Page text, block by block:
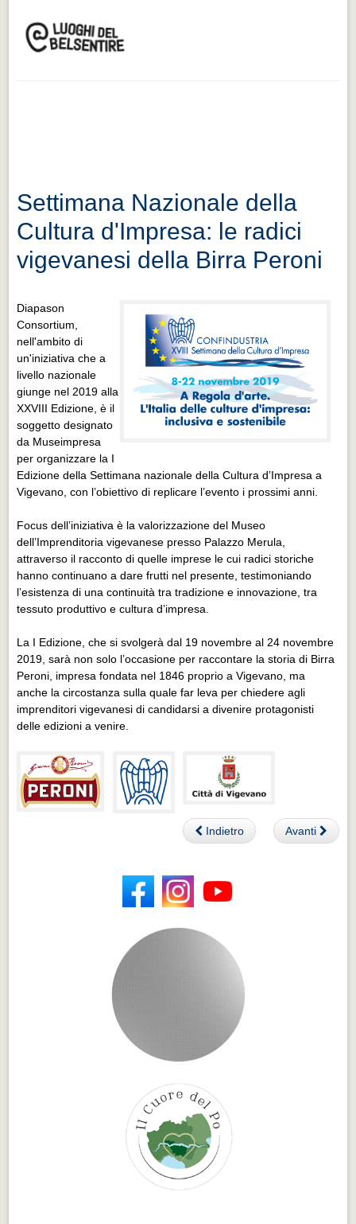
Settimana Nazionale della
Cultura d'Impresa: le radici
vigevanesi della Birra Peroni
Diapason
Consortium,
nell'ambito di
un'iniziativa che a
livello nazionale
giunge nel 2019 alla
XXVIII Edizione, è il
soggetto designato
da Museimpresa
per organizzare la I
Edizione della Settimana nazionale della Cultura d’Impresa a
Vigevano, con l’obiettivo di replicare l’evento i prossimi anni.
Focus dell’iniziativa è la valorizzazione del Museo
dell’Imprenditoria vigevanese presso Palazzo Merula,
attraverso il racconto di quelle imprese le cui radici storiche
hanno continuano a dare frutti nel presente, testimoniando
l’esistenza di una continuità tra tradizione e innovazione, tra
tessuto produttivo e cultura d’impresa.
La I Edizione, che si svolgerà dal 19 novembre al 24 novembre
2019, sarà non solo l’occasione per raccontare la storia di Birra
Peroni, impresa fondata nel 1846 proprio a Vigevano, ma
anche la circostanza sulla quale far leva per chiedere agli
imprenditori vigevanesi di candidarsi a divenire protagonisti
delle edizioni a venire.
Indietro Avanti